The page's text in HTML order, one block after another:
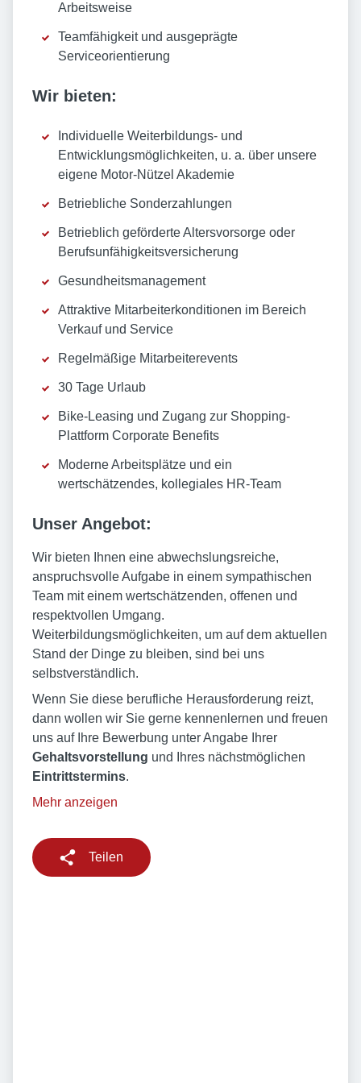
Arbeitsweise
Teamfähigkeit und ausgeprägte
Serviceorientierung
Wir bieten:
Individuelle Weiterbildungs- und
Entwicklungsmöglichkeiten, u. a. über unsere
eigene Motor-Nützel Akademie
Betriebliche Sonderzahlungen
Betrieblich geförderte Altersvorsorge oder
Berufsunfähigkeitsversicherung
Gesundheitsmanagement
Attraktive Mitarbeiterkonditionen im Bereich
Verkauf und Service
Regelmäßige Mitarbeiterevents
30 Tage Urlaub
Bike-Leasing und Zugang zur Shopping-
Plattform Corporate Benefits
Moderne Arbeitsplätze und ein
wertschätzendes, kollegiales HR-Team
Unser Angebot:
Wir bieten Ihnen eine abwechslungsreiche,
anspruchsvolle Aufgabe in einem sympathischen
Team mit einem wertschätzenden, offenen und
respektvollen Umgang.
Weiterbildungsmöglichkeiten, um auf dem aktuellen
Stand der Dinge zu bleiben, sind bei uns
selbstverständlich.
Wenn Sie diese berufliche Herausforderung reizt,
dann wollen wir Sie gerne kennenlernen und freuen
uns auf Ihre Bewerbung unter Angabe Ihrer
Gehaltsvorstellung und Ihres nächstmöglichen
Eintrittstermins.
Mehr anzeigen
Teilen